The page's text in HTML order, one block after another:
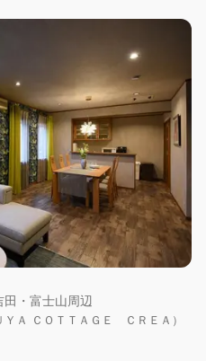
・富士山周辺
Ａ ＣＯＴＴＡＧＥ ＣＲＥＡ）